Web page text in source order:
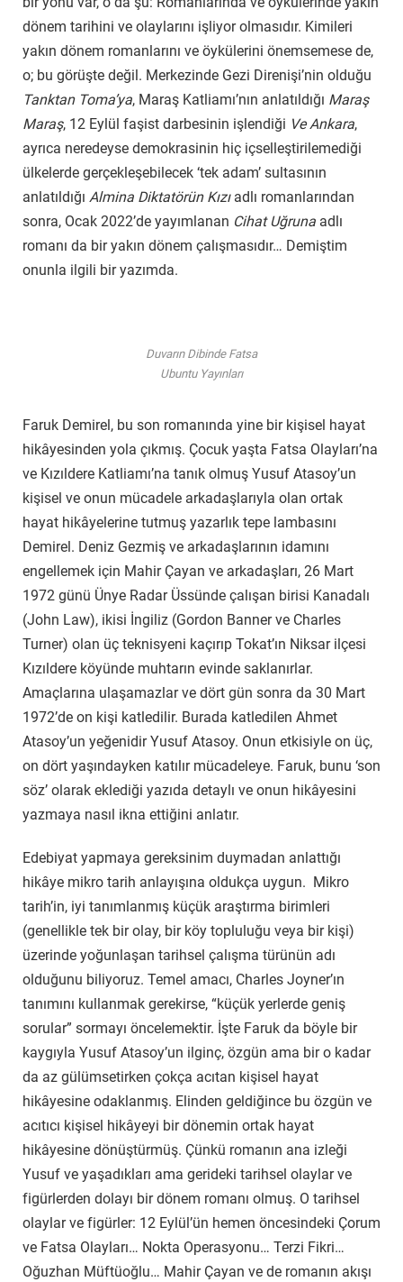
dönem tarihini ve olaylarını işliyor olmasıdır. Kimileri
yakın dönem romanlarını ve öykülerini önemsemese de,
o; bu görüşte değil. Merkezinde Gezi Direnişi’nin olduğu
Tanktan Toma’ya, Maraş Katliamı’nın anlatıldığı Maraş
Maraş, 12 Eylül faşist darbesinin işlendiği Ve Ankara,
ayrıca neredeyse demokrasinin hiç içselleştirilemediği
ülkelerde gerçekleşebilecek ‘tek adam’ sultasının
anlatıldığı Almina Diktatörün Kızıadlı romanlarından
sonra, Ocak 2022’de yayımlanan Cihat Uğruna adlı
romanı da bir yakın dönem çalışmasıdır… Demiştim
onunla ilgili bir yazımda.
Duvarın Dibinde Fatsa
Ubuntu Yayınları
Faruk Demirel, bu son romanında yine bir kişisel hayat
hikâyesinden yola çıkmış. Çocuk yaşta Fatsa Olayları’na
ve Kızıldere Katliamı’na tanık olmuş Yusuf Atasoy’un
kişisel ve onun mücadele arkadaşlarıyla olan ortak
hayat hikâyelerine tutmuş yazarlık tepe lambasını
Demirel. Deniz Gezmiş ve arkadaşlarının idamını
engellemek için Mahir Çayan ve arkadaşları, 26 Mart
1972 günü Ünye Radar Üssünde çalışan birisi Kanadalı
(John Law), ikisi İngiliz (Gordon Banner ve Charles
Turner) olan üç teknisyeni kaçırıp Tokat’ın Niksar ilçesi
Kızıldere köyünde muhtarın evinde saklanırlar.
Amaçlarına ulaşamazlar ve dört gün sonra da 30 Mart
1972’de on kişi katledilir. Burada katledilen Ahmet
Atasoy’un yeğenidir Yusuf Atasoy. Onun etkisiyle on üç,
on dört yaşındayken katılır mücadeleye. Faruk, bunu ‘son
söz’ olarak eklediği yazıda detaylı ve onun hikâyesini
yazmaya nasıl ikna ettiğini anlatır.
Edebiyat yapmaya gereksinim duymadan anlattığı
hikâye mikro tarih anlayışına oldukça uygun. Mikro
tarih’in, iyi tanımlanmış küçük araştırma birimleri
(genellikle tek bir olay, bir köy topluluğu veya bir kişi)
üzerinde yoğunlaşan tarihsel çalışma türünün adı
olduğunu biliyoruz. Temel amacı, Charles Joyner’ın
tanımını kullanmak gerekirse, “küçük yerlerde geniş
sorular” sormayı öncelemektir. İşte Faruk da böyle bir
kaygıyla Yusuf Atasoy’un ilginç, özgün ama bir o kadar
da az gülümsetirken çokça acıtan kişisel hayat
hikâyesine odaklanmış. Elinden geldiğince bu özgün ve
acıtıcı kişisel hikâyeyi bir dönemin ortak hayat
hikâyesine dönüştürmüş. Çünkü romanın ana izleği
Yusuf ve yaşadıkları ama gerideki tarihsel olaylar ve
figürlerden dolayı bir dönem romanı olmuş. O tarihsel
olaylar ve figürler: 12 Eylül’ün hemen öncesindeki Çorum
ve Fatsa Olayları… Nokta Operasyonu… Terzi Fikri…
Oğuzhan Müftüoğlu… Mahir Çayan ve de romanın akışı